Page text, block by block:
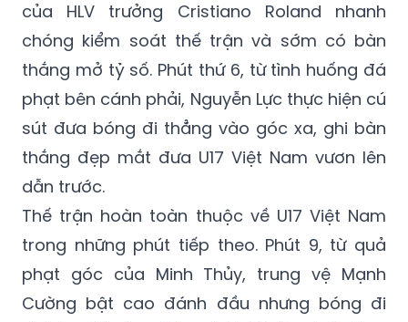
bán kết.
Ngay sau tiếng còi khai cuộc, các học trò
của HLV trưởng Cristiano Roland nhanh
chóng kiểm soát thế trận và sớm có bàn
thắng mở tỷ số. Phút thứ 6, từ tình huống đá
phạt bên cánh phải, Nguyễn Lực thực hiện cú
sút đưa bóng đi thẳng vào góc xa, ghi bàn
thắng đẹp mắt đưa U17 Việt Nam vươn lên
dẫn trước.
Thế trận hoàn toàn thuộc về U17 Việt Nam
trong những phút tiếp theo. Phút 9, từ quả